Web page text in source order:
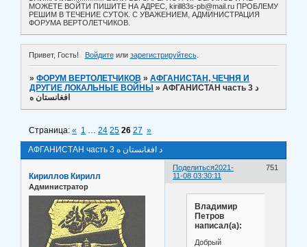
МОЖЕТЕ ВОЙТИ ПИШИТЕ НА АДРЕС, kirill83s-pb@mail.ru ПРОБЛЕМУ
РЕШИМ В ТЕЧЕНИЕ СУТОК. С УВАЖЕНИЕМ, АДМИНИСТРАЦИЯ
ФОРУМА ВЕРТОЛЕТЧИКОВ.
Привет, Гость! Войдитеили зарегистрируйтесь.
»ФОРУМ ВЕРТОЛЕТЧИКОВ »АФГАНИСТАН, ЧЕЧНЯ И
ДРУГИЕ ЛОКАЛЬНЫЕ ВОЙНЫ »АФГАНИСТАН часть 3 د
افغانستان ه
АФГАНИСТАН часть 3 د افغانستان ه
Страница:« 1 … 24 25 26 27 »
Поделиться 751
2021-
11-08 03:30:11
Кириллов Кирилл
Администратор
Владимир
Петров
написал(а):
Добрый